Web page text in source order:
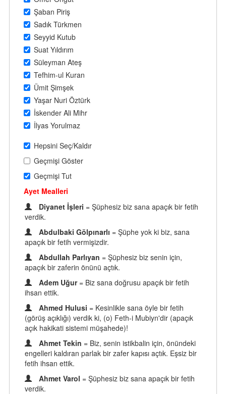
Şaban Piriş
Sadık Türkmen
Seyyid Kutub
Suat Yıldırım
Süleyman Ateş
Tefhim-ul Kuran
Ümit Şimşek
Yaşar Nuri Öztürk
İskender Ali Mihr
İlyas Yorulmaz
Hepsini Seç/Kaldır
Geçmişi Göster
Geçmişi Tut
Ayet Mealleri
Diyanet İşleri = Şüphesiz biz sana apaçık bir fetih
verdik.
Abdulbaki Gölpınarlı = Şüphe yok ki biz, sana
apaçık bir fetih vermişizdir.
Abdullah Parlıyan = Şüphesiz biz senin için,
apaçık bir zaferin önünü açtık.
Adem Uğur = Biz sana doğrusu apaçık bir fetih
ihsan ettik.
Ahmed Hulusi = Kesinlikle sana öyle bir fetih
(görüş açıklığı) verdik ki, (o) Feth-i Mubiyn'dir (apaçık
açık hakikati sistemi müşahede)!
Ahmet Tekin = Biz, senin istikbalin için, önündeki
engelleri kaldıran parlak bir zafer kapısı açtık. Eşsiz bir
fetih ihsan ettik.
Ahmet Varol = Şüphesiz biz sana apaçık bir fetih
verdik.